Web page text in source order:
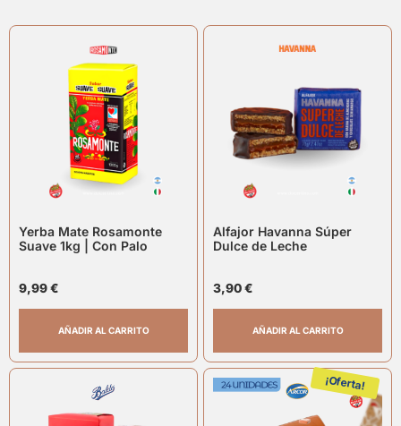
Yerba Mate Rosamonte
Suave 1kg | Con Palo
9,99€
AÑADIR AL CARRITO
Alfajor Havanna Súper
Dulce de Leche
3,90€
AÑADIR AL CARRITO
¡Oferta!